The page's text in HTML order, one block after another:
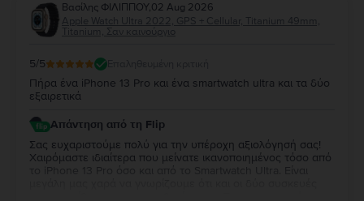
Βασίλης ΦΙΛΙΠΠΟΥ,02 Aug 2026
Apple Watch Ultra 2022, GPS + Cellular, Titanium 49mm,
Titanium, Σαν καινούργιο
5/5
Πήρα ένα iPhone 13 Pro και ένα smartwatch ultra και τα δύο
εξαιρετικά
Απάντηση από τη Flip
Σας ευχαριστούμε πολύ για την υπέροχη αξιολόγησή σας!
Χαιρόμαστε ιδιαίτερα που μείνατε ικανοποιημένος τόσο από